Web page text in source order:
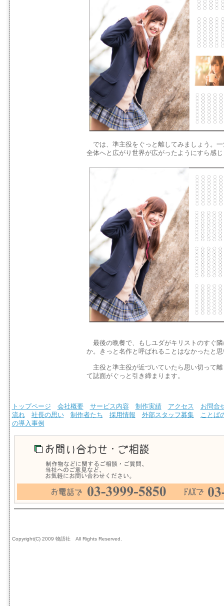
では、準主役をぐっと離してみましょう。
全体へと広がり世界が広がったようにすら感
最後の晩餐で、もしユダがキリストのすぐ
か。きっと名作と呼ばれることはなかったと
主役と準主役が近づいていたら思い切って
て誌面がぐっと引き締まります。
トップページ 会社概要 サービス内容 制作実績 アクセス
お問合
流れ
社長の思い 制作者たち 採用情報 外部スタッフ募集
ことば
の導入事例
Copyright(C) 2009 物語社 All Rights Reserved.